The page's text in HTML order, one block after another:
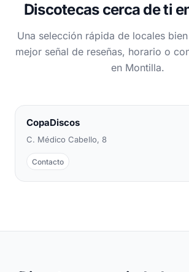
Discotecas cerca de ti
Una selección rápida de locales
mejor señal de reseñas, horario o
en Montilla.
CopaDiscos
C. Médico Cabello, 8
Contacto